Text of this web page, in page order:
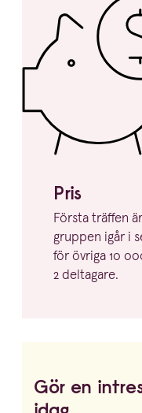
Pris
Första träffen
gruppen igår i
för övriga 10
2 deltagare.
Gör en